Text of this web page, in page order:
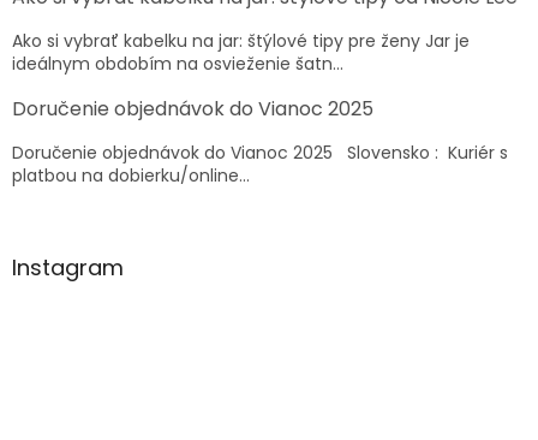
Ako si vybrať kabelku na jar: štýlové tipy pre ženy Jar je
ideálnym obdobím na osvieženie šatn...
Doručenie objednávok do Vianoc 2025
Doručenie objednávok do Vianoc 2025 Slovensko : Kuriér s
platbou na dobierku/online...
Instagram